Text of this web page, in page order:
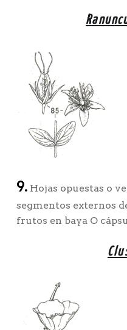
9.Hojas opuestas o
segmentos externos
frutos en baya O